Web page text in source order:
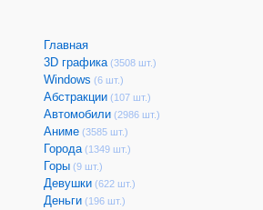
Главная
3D графика (3508 шт.)
Windows (6 шт.)
Абстракции (107 шт.)
Автомобили (2986 шт.)
Аниме (3585 шт.)
Города (1349 шт.)
Горы (9 шт.)
Девушки (622 шт.)
Деньги (196 шт.)